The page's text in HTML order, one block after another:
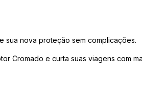
sua nova proteção sem complicações.
Cromado e curta suas viagens com